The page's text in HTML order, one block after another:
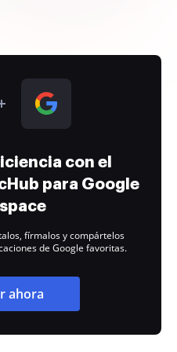
con el
para Google
fírmalos y compártelos
de Google favoritas.
ahora